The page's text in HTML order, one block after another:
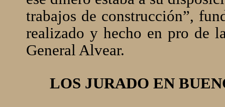
trabajos de construcción”,
realizado y hecho en pro de
General Alvear.
LOS JURADO EN